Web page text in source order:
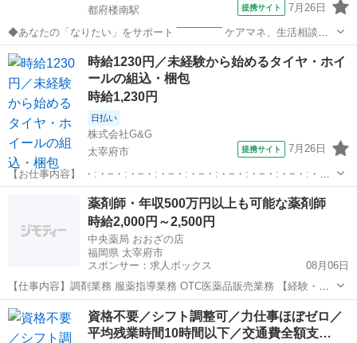
都府楼南駅
提携サイト 7月26日
◆あなたの「なりたい」をサポート ‾‾‾‾‾‾‾‾‾‾‾‾‾‾ ケアマネ、生活相談
員、サ責、社会福祉士など 「いつかは、こういう役割を目指したい」
「もっと専門性を上げたい」 そんなあなたの想いをぜひ教えてくださ
い。 あなた...
福岡 太宰府市 都府楼南駅 その他
時給1230円／未経験から始めるタイヤ・ホイ
ールの組込・梱包
時給1,230円
日払い
株式会社G&G
太宰府市
提携サイト 7月26日
【お仕事内容】 ・:・−・:・−・:・−・:・−・:・−・:・−・:・−・:・
（（ イチオシPOINT ）） 仕入れたタイヤ・ホイールの入出荷や梱
包、 倉庫内整理などをお願いします＊ ・朝はゆとりの9:30始業でラ...
太宰府市 仕分け
薬剤師・年収500万円以上も可能な薬剤師
時給2,000円～2,500円
中央薬局 おおざの店
福岡県 太宰府市
スポンサー：求人ボックス
08月06日
【仕事内容】調剤業務 服薬指導業務 OTC医薬品販売業務 【経験・資
格】<応募要件> 以下全て必須要件 薬剤師免許 薬剤師経験5年以上 研
修認定薬剤師 <歓迎要件> 認定実務実習指導薬剤師 【給与】時給
2,000円 〜 2,50...
アルバイト・パート
資格不要／シフト調整可／力仕事ほぼゼロ／
平均残業時間10時間以下／交通費全額支…